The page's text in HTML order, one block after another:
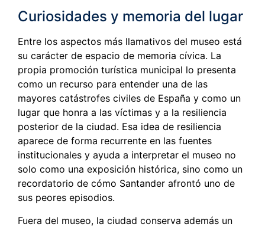
Curiosidades y memoria del lugar
Entre los aspectos más llamativos del museo está
su carácter de espacio de memoria cívica. La
propia promoción turística municipal lo presenta
como un recurso para entender una de las
mayores catástrofes civiles de España y como un
lugar que honra a las víctimas y a la resiliencia
posterior de la ciudad. Esa idea de resiliencia
aparece de forma recurrente en las fuentes
institucionales y ayuda a interpretar el museo no
solo como una exposición histórica, sino como un
recordatorio de cómo Santander afrontó uno de
sus peores episodios.
Fuera del museo, la ciudad conserva además un